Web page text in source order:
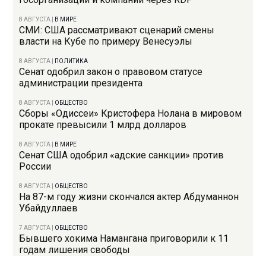
8 АВГУСТА В МИРЕ
СМИ: США рассматривают сценарий смены
власти на Кубе по примеру Венесуэлы
8 АВГУСТА ПОЛИТИКА
Сенат одобрил закон о правовом статусе
администрации президента
8 АВГУСТА ОБЩЕСТВО
Сборы «Одиссеи» Кристофера Нолана в мировом
прокате превысили 1 млрд долларов
8 АВГУСТА В МИРЕ
Сенат США одобрил «адские санкции» против
России
8 АВГУСТА ОБЩЕСТВО
На 87-м году жизни скончался актер Абдуманнон
Убайдуллаев
7 АВГУСТА ОБЩЕСТВО
Бывшего хокима Намангана приговорили к 11
годам лишения свободы